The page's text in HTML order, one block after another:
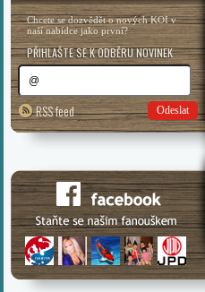
Chcete se dozvědět o nových KOI v
naší nabídce jako první?
PŘIHLAŠTE SE K ODBĚRU NOVINEK
RSS feed Odeslat